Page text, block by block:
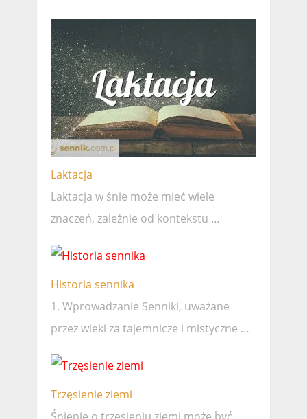
Laktacja
Laktacja w śnie może mieć wiele
znaczeń, zależnie od kontekstu …
Historia sennika
1. Wprowadzanie Senniki, uważane
przez wieki za tajemnicze i mistyczne …
Trzęsienie ziemi